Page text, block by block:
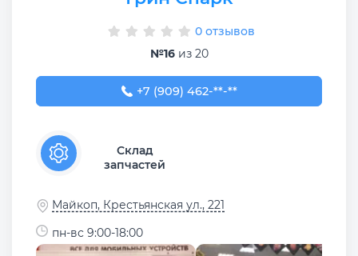
0 отзывов
№16из 20
+7 (909) 462-50-50
+7 (909) 462-**-**
Склад
запчастей
Майкоп, Крестьянская ул., 221
пн-вс 9:00-18:00